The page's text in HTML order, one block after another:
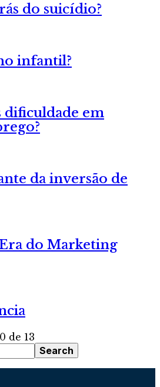
do suicídio?
infantil?
dificuldade em
da inversão de
do Marketing
de 13